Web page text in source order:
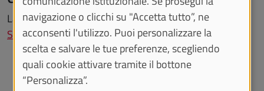
La sede di Savigliano si trova inVia Garibaldi 6 - 12038
Savigliano (CN).
navigazione o clicchi su "Accetta tutto”, ne
acconsenti l'utilizzo. Puoi personalizzare la
scelta e salvare le tue preferenze, scegliendo
quali cookie attivare tramite il bottone
“Personalizza”.